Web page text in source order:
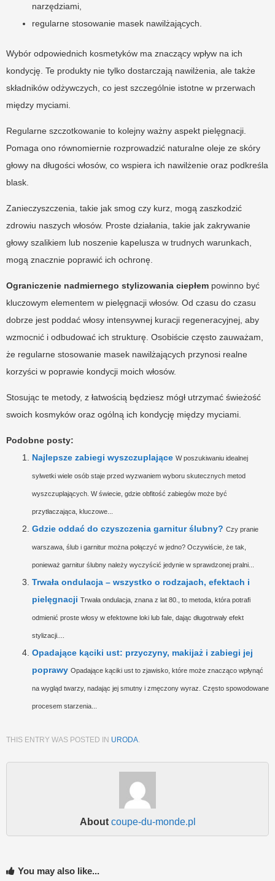
narzędziami,
regularne stosowanie masek nawilżających.
Wybór odpowiednich kosmetyków ma znaczący wpływ na ich
kondycję. Te produkty nie tylko dostarczają nawilżenia, ale także
składników odżywczych, co jest szczególnie istotne w przerwach
między myciami.
Regularne szczotkowanie to kolejny ważny aspekt pielęgnacji.
Pomaga ono równomiernie rozprowadzić naturalne oleje ze skóry
głowy na długości włosów, co wspiera ich nawilżenie oraz podkreśla
blask.
Zanieczyszczenia, takie jak smog czy kurz, mogą zaszkodzić
zdrowiu naszych włosów. Proste działania, takie jak zakrywanie
głowy szalikiem lub noszenie kapelusza w trudnych warunkach,
mogą znacznie poprawić ich ochronę.
Ograniczenie nadmiernego stylizowania ciepłem powinno być
kluczowym elementem w pielęgnacji włosów. Od czasu do czasu
dobrze jest poddać włosy intensywnej kuracji regeneracyjnej, aby
wzmocnić i odbudować ich strukturę. Osobiście często zauważam,
że regularne stosowanie masek nawilżających przynosi realne
korzyści w poprawie kondycji moich włosów.
Stosując te metody, z łatwością będziesz mógł utrzymać świeżość
swoich kosmyków oraz ogólną ich kondycję między myciami.
Podobne posty:
Najlepsze zabiegi wyszczuplające W poszukiwaniu idealnej
sylwetki wiele osób staje przed wyzwaniem wyboru skutecznych metod
wyszczuplających. W świecie, gdzie obfitość zabiegów może być
przytłaczająca, kluczowe...
Gdzie oddać do czyszczenia garnitur ślubny? Czy pranie
warszawa, ślub i garnitur można połączyć w jedno? Oczywiście, że tak,
ponieważ garnitur ślubny należy wyczyścić jedynie w sprawdzonej pralni...
Trwała ondulacja – wszystko o rodzajach, efektach i
pielęgnacji Trwała ondulacja, znana z lat 80., to metoda, która potrafi
odmienić proste włosy w efektowne loki lub fale, dając długotrwały efekt
stylizacji....
Opadające kąciki ust: przyczyny, makijaż i zabiegi jej
poprawy Opadające kąciki ust to zjawisko, które może znacząco wpłynąć
na wygląd twarzy, nadając jej smutny i zmęczony wyraz. Często spowodowane
procesem starzenia...
THIS ENTRY WAS POSTED IN URODA
About coupe-du-monde.pl
You may also like...